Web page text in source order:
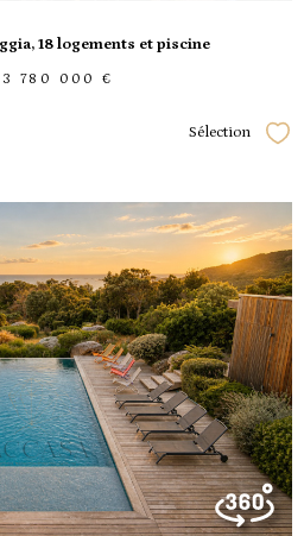
18 logements et piscine
3 780 000 €
Sélection
voir le